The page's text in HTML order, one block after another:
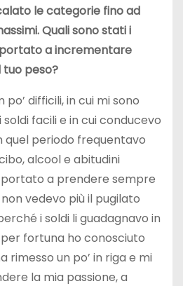
le categorie fino ad
Quali sono stati i
a incrementare
peso?
po’ difficili, in cui mi sono
facili e in cui conducevo
quel periodo frequentavo
alcool e abitudini
a prendere sempre
vedevo più il pugilato
i soldi li guadagnavo in
fortuna ho conosciuto
rimesso un po’ in riga e mi
la mia passione, a